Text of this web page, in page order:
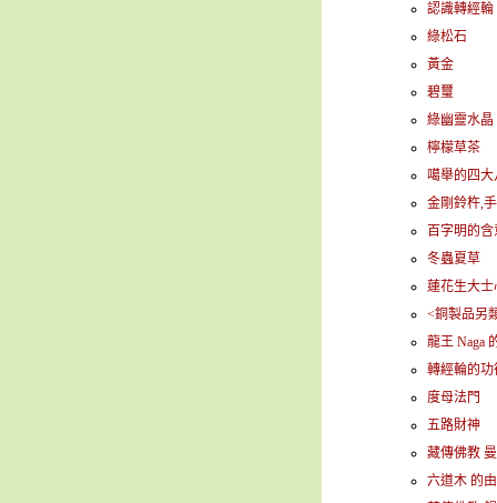
認識轉經輪
綠松石
黃金
碧璽
綠幽靈水晶
檸檬草茶
噶舉的四大
金剛鈴杵,
百字明的
冬蟲夏草
蓮花生大
<銅製品另
龍王 Naga
轉經輪的功
度母法門
五路財神
藏傳佛教
六道木 的